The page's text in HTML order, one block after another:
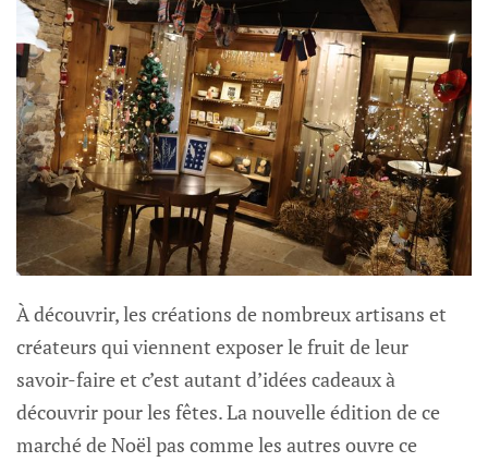
À découvrir, les créations de nombreux artisans et
créateurs qui viennent exposer le fruit de leur
savoir-faire et c’est autant d’idées cadeaux à
découvrir pour les fêtes. La nouvelle édition de ce
marché de Noël pas comme les autres ouvre ce